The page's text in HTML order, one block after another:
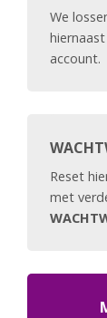
We
account.
Reset
met